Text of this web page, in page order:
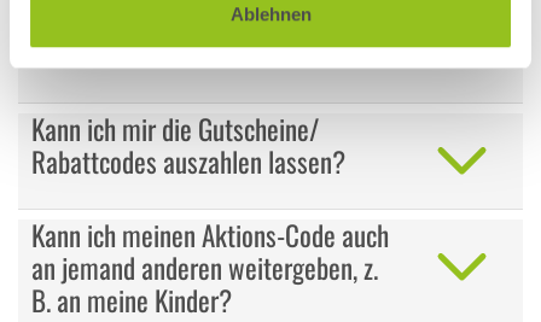
Ablehnen
Wieso kann ich meinen Code nicht
bei dem TroWOW!-Partner einlösen?
Kann ich mir die Gutscheine/
Rabattcodes auszahlen lassen?
Kann ich meinen Aktions-Code auch
an jemand anderen weitergeben, z.
B. an meine Kinder?